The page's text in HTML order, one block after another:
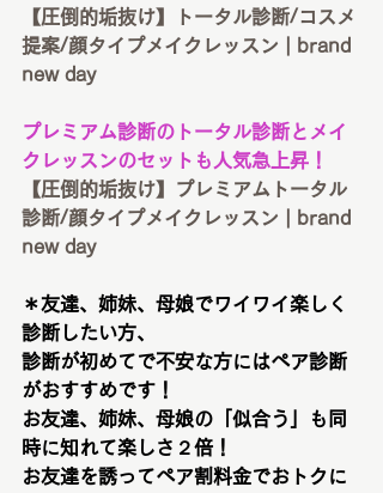
【圧倒的垢抜け】トータル診断/コスメ
提案/顔タイプメイクレッスン | brand
new day
プレミアム診断のトータル診断とメイ
クレッスンのセットも人気急上昇！
【圧倒的垢抜け】プレミアムトータル
診断/顔タイプメイクレッスン | brand
new day
＊友達、姉妹、母娘でワイワイ楽しく
診断したい方、
診断が初めてで不安な方にはペア診断
がおすすめです！
お友達、姉妹、母娘の「似合う」も同
時に知れて楽しさ２倍！
お友達を誘ってペア割料金でおトクに